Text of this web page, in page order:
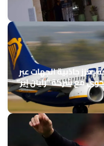
جاذبية الجهات عبر
مع شركة "رايان إير"